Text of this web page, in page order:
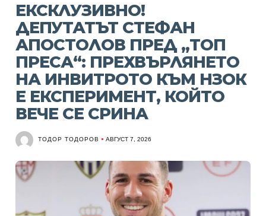
ЕКСКЛУЗИВНО!
ДЕПУТАТЪТ СТЕФАН
АПОСТОЛОВ ПРЕД „ТОП
ПРЕСА“: ПРЕХВЪРЛЯНЕТО
НА ИНВИТРОТО КЪМ НЗОК
Е ЕКСПЕРИМЕНТ, КОЙТО
ВЕЧЕ СЕ СРИНА
ТОДОР ТОДОРОВ АВГУСТ 7, 2026